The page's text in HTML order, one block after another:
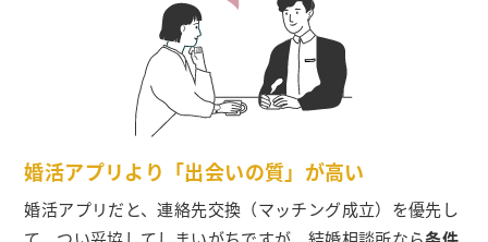
婚活アプリより「出会いの質」が高い
婚活アプリだと、連絡先交換（マッチング成立）を優先し